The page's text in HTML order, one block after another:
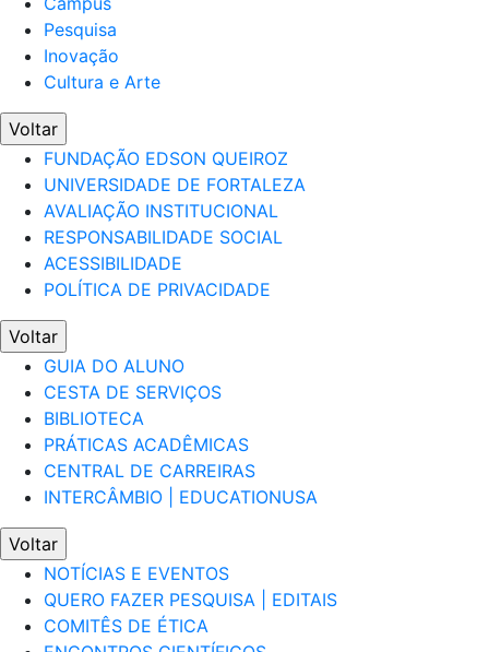
Pesquisa
Inovação
Cultura e Arte
Voltar
FUNDAÇÃO EDSON QUEIROZ
UNIVERSIDADE DE FORTALEZA
AVALIAÇÃO INSTITUCIONAL
RESPONSABILIDADE SOCIAL
ACESSIBILIDADE
POLÍTICA DE PRIVACIDADE
Voltar
GUIA DO ALUNO
CESTA DE SERVIÇOS
BIBLIOTECA
PRÁTICAS ACADÊMICAS
CENTRAL DE CARREIRAS
INTERCÂMBIO | EDUCATIONUSA
Voltar
NOTÍCIAS E EVENTOS
QUERO FAZER PESQUISA | EDITAIS
COMITÊS DE ÉTICA